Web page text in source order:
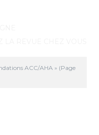
ACC/AHA » (Page